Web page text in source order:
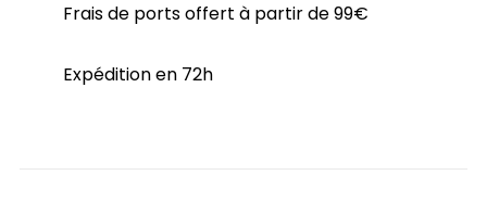
Frais de ports offert à partir de 99€
Expédition en 72h